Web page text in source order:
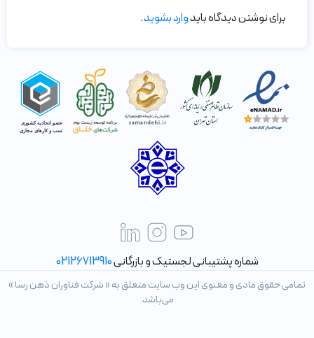
برای نوشتن دیدگاه بایدوارد بشوید.
شماره پشتیبانی لجستیک و بازرگانی02126713910
تمامی حقوق مادی و معنوی این وب سایت متعلق به « شرکت فناوران ذهن رسا »
می‌باشد.